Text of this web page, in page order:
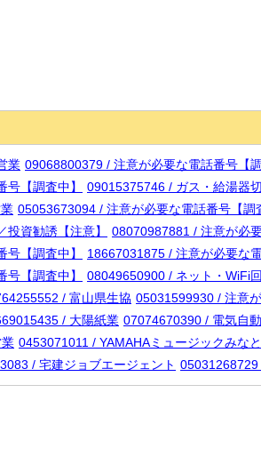
業 09068800379 / 注意が必要な電話番号【調
【調査中】
09015375746 / ガス・給湯器
05053673094 / 注意が必要な電話番号【調
資勧誘【注意】
08070987881 / 注意が必
【調査中】
18667031875 / 注意が必要な
【調査中】
08049650900 / ネット・WiFi
/ 富山県生協 05031599930 / 注意
/ 大陽紙業 07074670390 / 電気自
0453071011 / YAMAHAミュージックみな
/ 宅建ジョブエージェント 05031268729